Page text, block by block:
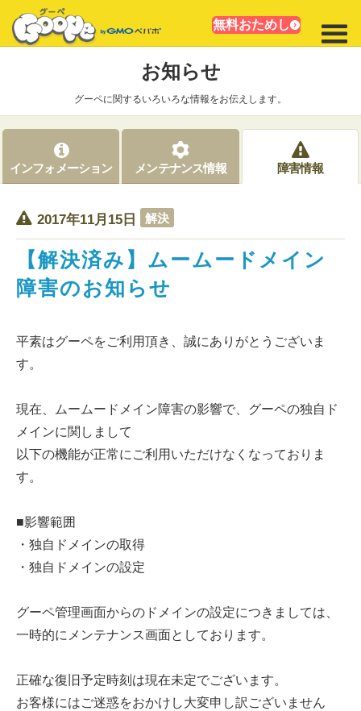
無料おためし
お知らせ
グーペに関するいろいろな情報をお伝えします。
インフォメーション メンテナンス情報 障害情報
2017年11月15日 解決
【解決済み】ムームードメイン
障害のお知らせ
平素はグーペをご利用頂き、誠にありがとうございま
す。
現在、ムームードメイン障害の影響で、グーペの独自ド
メインに関しまして
以下の機能が正常にご利用いただけなくなっておりま
す。
■影響範囲
・独自ドメインの取得
・独自ドメインの設定
グーペ管理画面からのドメインの設定につきましては、
一時的にメンテナンス画面としております。
正確な復旧予定時刻は現在未定でございます。
お客様にはご迷惑をおかけし大変申し訳ございません